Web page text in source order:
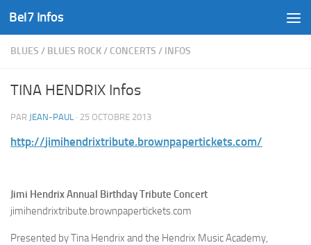
Skip to content
Bel7 Infos
BLUES / BLUES ROCK/ CONCERTS / INFOS
TINA HENDRIX Infos
PAR JEAN-PAUL · 25 OCTOBRE 2013
http://jimihendrixtribute.brownpapertickets.com/
Jimi Hendrix Annual Birthday Tribute Concert
jimihendrixtribute.brownpapertickets.com
Presented by Tina Hendrix and the Hendrix Music Academy,